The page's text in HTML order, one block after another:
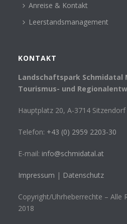
Anreise & Kontakt
Leerstandsmanagement
KONTAKT
Landschaftspark Schmidatal
Tourismus- und
Hauptplatz 20, A-3714 Sitzendorf
Telefon: +43 (0) 2959 2203-30
E-mail: info@schmidatal.at
Impressum | Datenschutz
Copyright/Uhrheberrechte – Alle
2018